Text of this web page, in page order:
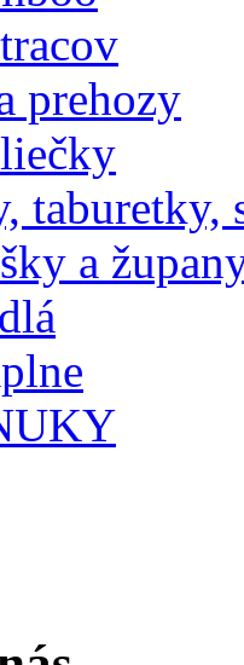
prehozy
taburetky,
a